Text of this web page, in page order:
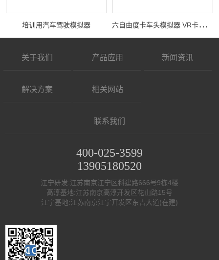
培训用汽车驾驶模拟器 六
自由度卡车头模拟器 VR卡车模拟驾驶训练
关于我们 产品应用 新闻资讯
解决方案 相关网站
联系我们
400-025-3599
13905180520
江宁研发:江苏南京江宁区科建路666号9栋4楼
高淳基地:江苏南京高淳开发区花山路15号
江宁基地:江苏南京江宁开发区东吉大道(在建)